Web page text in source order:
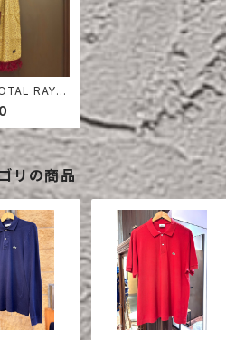
RAYO
リの商品